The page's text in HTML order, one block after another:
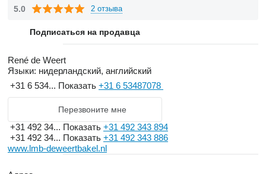
We export to many countries throughout Europe as well as far
abroad Europe.
Among other things we export tractors, combines and many
agricultural implements.
In 2010 we also opened our own import agency about 200 km
north of Melbourne. This agency delivers new agricultural
equipment to Australia and Tasmania.
5.0 2 отзыва
Подписаться на продавца
René de Weert
Языки: нидерландский, английский
+31 6 534... Показать +31 6 53487078
Перезвоните мне
+31 492 34... Показать +31 492 343 894
+31 492 34... Показать +31 492 343 886
www.lmb-deweertbakel.nl